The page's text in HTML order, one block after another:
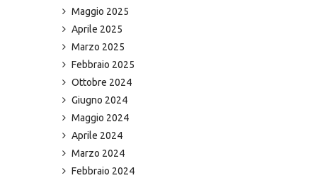
Maggio 2025
Aprile 2025
Marzo 2025
Febbraio 2025
Ottobre 2024
Giugno 2024
Maggio 2024
Aprile 2024
Marzo 2024
Febbraio 2024